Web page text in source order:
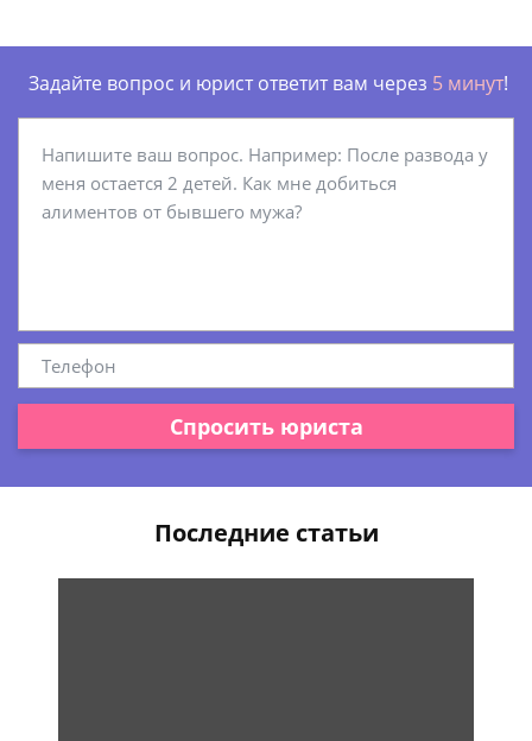
Задайте вопрос и юрист ответит вам через 5 минут!
Спросить юриста
Последние статьи